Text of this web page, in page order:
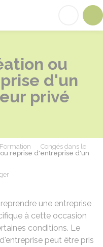
Hilaire-en-Lignières
ou
d'un
privé
Congés dans le
reprise d'entreprise d'un
une entreprise
à cette occasion
conditions. Le
peut être pris